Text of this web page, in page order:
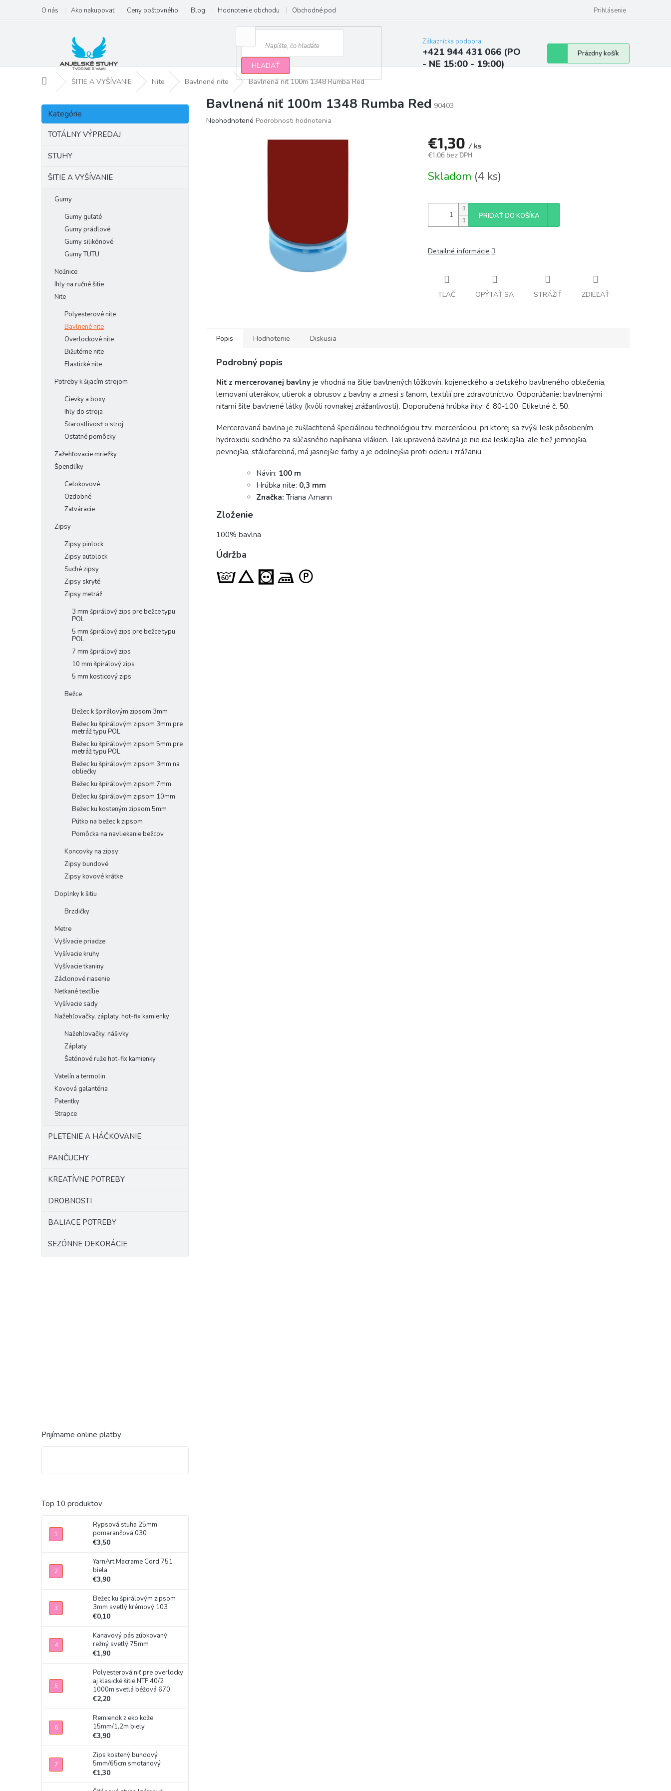
obsah
O nás Ako nakupovať Ceny poštovného Blog Hodnotenie obchodu Obchodné podmienky Najčastejšie otázky a odpovede
Prihlásenie
HĽADAŤ
Zákaznícka podpora:
+421 944 431 066 (PO
- NE 15:00 - 19:00)
Nákupný
košík
Prázdny košík
DomovŠITIE A VYŠÍVANIE Nite Bavlnené nite Bavlnená niť 100m 1348 Rumba Red
B
č
Preskočiť
kategórie
Kategórie
TOTÁLNY VÝPREDAJ
STUHY
ŠITIE A VYŠÍVANIE
Gumy
Gumy guľaté
Gumy prádlové
Gumy silikónové
Gumy TUTU
Nožnice
Ihly na ručné šitie
Nite
Polyesterové nite
Bavlnené nite
Overlockové nite
Bižutérne nite
Elastické nite
Potreby k šijacím strojom
Cievky a boxy
Ihly do stroja
Starostlivosť o stroj
Ostatné pomôcky
Zažehľovacie mriežky
Špendlíky
Celokovové
Ozdobné
Zatváracie
Zipsy
Zipsy pinlock
Zipsy autolock
Suché zipsy
Zipsy skryté
Zipsy metráž
3 mm špirálový zips pre bežce typu
POL
5 mm špirálový zips pre bežce typu
POL
7 mm špirálový zips
10 mm špirálový zips
5 mm kosticový zips
Bežce
Bežec k špirálovým zipsom 3mm
Bežec ku špirálovým zipsom 3mm pre
metráž typu POL
Bežec ku špirálovým zipsom 5mm pre
metráž typu POL
Bežec ku špirálovým zipsom 3mm na
obliečky
Bežec ku špirálovým zipsom 7mm
Bežec ku špirálovým zipsom 10mm
Bežec ku kosteným zipsom 5mm
Pútko na bežec k zipsom
Pomôcka na navliekanie bežcov
Koncovky na zipsy
Zipsy bundové
Zipsy kovové krátke
Doplnky k šitiu
Brzdičky
Metre
Vyšívacie priadze
Vyšívacie kruhy
Vyšívacie tkaniny
Záclonové riasenie
Netkané textílie
Vyšívacie sady
Nažehľovačky, záplaty, hot-fix kamienky
Nažehľovačky, nášivky
Záplaty
Šatónové ruže hot-fix kamienky
Vatelín a termolin
Kovová galantéria
Patentky
Strapce
PLETENIE A HÁČKOVANIE
PANČUCHY
KREATÍVNE POTREBY
DROBNOSTI
BALIACE POTREBY
SEZÓNNE DEKORÁCIE
Prijímame online platby
Top 10 produktov
Rypsová stuha 25mm
pomarančová 030
€3,50
YarnArt Macrame Cord 751
biela
€3,90
Bežec ku špirálovým zipsom
3mm svetlý krémový 103
€0,10
Kanavový pás zúbkovaný
režný svetlý 75mm
€1,90
Polyesterová niť pre overlocky
aj klasické šitie NTF 40/2
1000m svetlá béžová 670
€2,20
Remienok z eko kože
15mm/1,2m biely
€3,90
Zips kostený bundový
5mm/65cm smotanový
€1,30
Bavlnená niť 100m 1348 Rumba Red 90403
Priemerné
Neohodnotené Podrobnosti hodnotenia
€1,30 / ks
€1,06 bez DPH
cena:
Skladom (4 ks)
PRIDAŤ DO KOŠÍKA
Detailné informácie
TLAČ OPÝTAŤ SA STRÁŽIŤ ZDIEĽAŤ
Popis Hodnotenie Diskusia
Podrobný popis
Niť z mercerovanej bavlny je vhodná na šitie bavlnených lôžkovín, kojeneckého a detského bavlneného oblečenia,
lemovaní uterákov, utierok a obrusov z bavlny a zmesi s ľanom, textílií pre zdravotníctvo. Odporúčanie: bavlnenými
niťami šite bavlnené látky (kvôli rovnakej zrážanlivosti). Doporučená hrúbka ihly: č. 80-100. Etiketné č. 50.
Mercerovaná bavlna je zušľachtená špeciálnou technológiou tzv. merceráciou, pri ktorej sa zvýši lesk pôsobením
hydroxidu sodného za súčasného napínania vlákien. Tak upravená bavlna je nie iba lesklejšia, ale tiež jemnejšia,
pevnejšia, stálofarebná, má jasnejšie farby a je odolnejšia proti oderu i zrážaniu.
Návin: 100 m
Hrúbka nite: 0,3 mm
Značka: Triana Amann
Zloženie
100% bavlna
Údržba